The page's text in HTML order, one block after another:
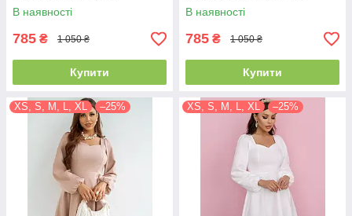
В наявності
785 ₴ 1 050 ₴
Купити
В наявності
785 ₴ 1 050 ₴
Купити
XS, S, M, L, XL –25% XS, S, M, L, XL –25%